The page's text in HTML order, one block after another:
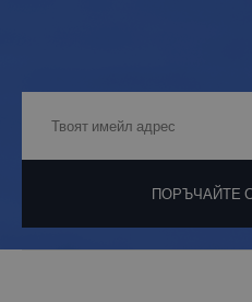
ПОРЪЧАЙТЕ